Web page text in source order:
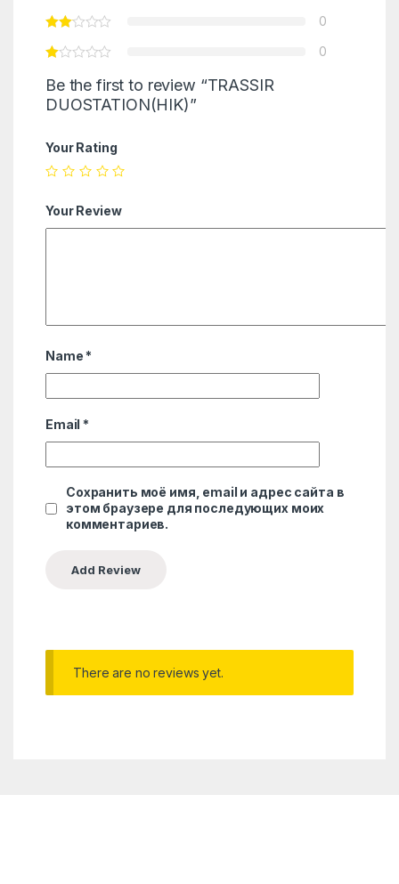
0
0
Be the first to review “TRASSIR
DUOSTATION(HIK)”
Your Rating
Your Review
Name *
Email *
Сохранить моё имя, email и адрес сайта в
этом браузере для последующих моих
комментариев.
There are no reviews yet.